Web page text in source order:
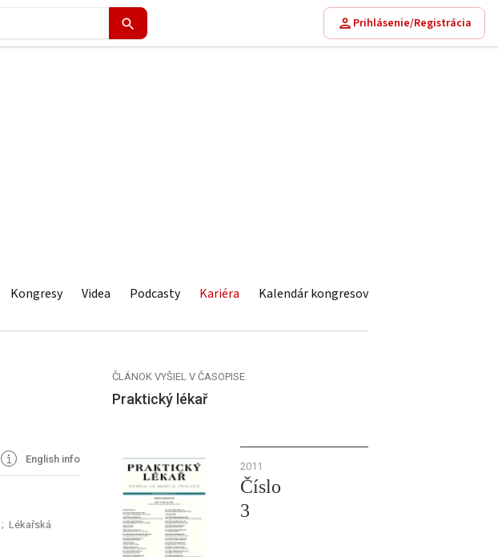
Prihlásenie/Registrácia
Kongresy Videa Podcasty Kariéra Kalendár kongresov
English info
; Lékařská
ČLÁNOK VYŠIEL V ČASOPISE
Praktický lékař
2011
Číslo
3